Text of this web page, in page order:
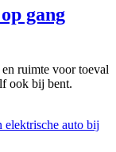
gang
ruimte voor toeval
ook bij bent.